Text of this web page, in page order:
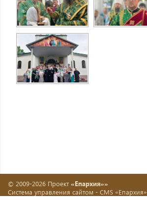
© 2009-2026 Проект «Епархия»»
Система управления сайтом - CMS «Епархия»